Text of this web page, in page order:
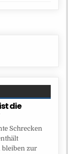
die
Schrecken
bleiben zur